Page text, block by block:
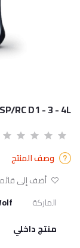
RC D1 - 3 - 4L
وصف المنتج
أضف إلى
الماركة
منتج داخلي